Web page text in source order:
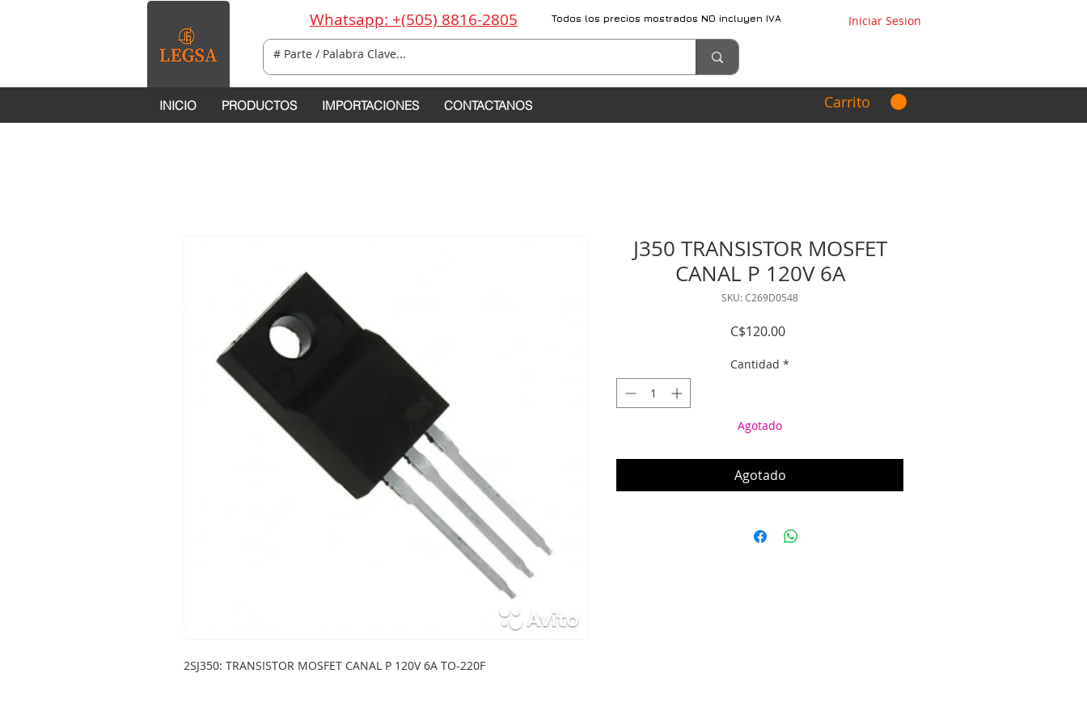
Whatsapp: +(505) 8816-2805 Todos los precios mostrados NO incluyen IVA Iniciar Sesion
INICIO PRODUCTOS IMPORTACIONES CONTACTANOS Carrito
2SJ350: TRANSISTOR MOSFET CANAL P 120V 6A TO-220F
J350 TRANSISTOR MOSFET
CANAL P 120V 6A
SKU: C269D0548
C$120.00Precio
Cantidad *
Agotado
Agotado